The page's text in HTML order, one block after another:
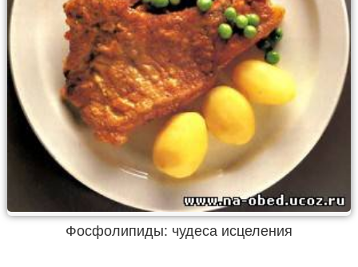
Фосфолипиды: чудеса исцеления